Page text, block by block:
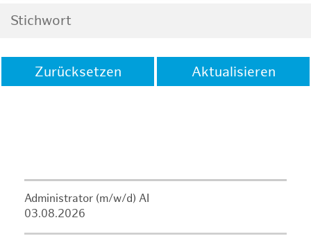
Zurücksetzen Aktualisieren
Administrator (m/w/d) AI
03.08.2026